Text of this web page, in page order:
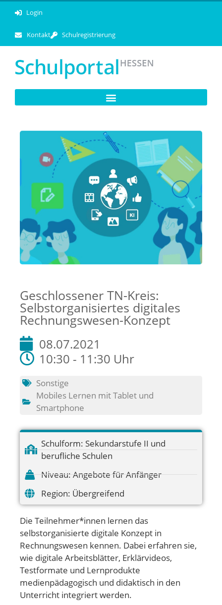
Login
Kontakt Schulregistrierung
Geschlossener TN-Kreis:
Selbstorganisiertes digitales
Rechnungswesen-Konzept
08.07.2021
10:30 - 11:30 Uhr
Sonstige
Mobiles Lernen mit Tablet und
Smartphone
Schulform: Sekundarstufe II und
berufliche Schulen
Niveau: Angebote für Anfänger
Region: Übergreifend
Die Teilnehmer*innen lernen das
selbstorganisierte digitale Konzept in
Rechnungswesen kennen. Dabei erfahren sie,
wie digitale Arbeitsblätter, Erklärvideos,
Testformate und Lernprodukte
medienpädagogisch und didaktisch in den
Unterricht integriert werden.